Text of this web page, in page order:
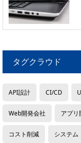
タグクラウド
API設計 CI/CD
Web開発会社 アプリ
コスト削減 システム